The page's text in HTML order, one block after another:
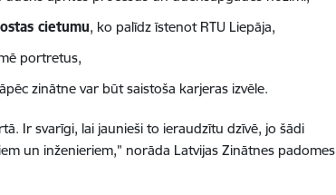
cietumu, ko palīdz īstenot RTU Liepāja,
portretus,
zinātne var būt saistoša karjeras izvēle.
Ir svarīgi, lai jaunieši to ieraudzītu dzīvē, jo šādi
un inženieriem,” norāda Latvijas Zinātnes padomes